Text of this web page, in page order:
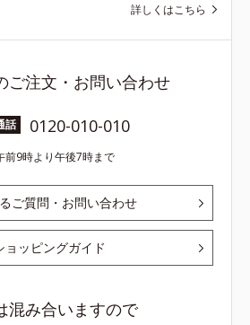
詳しくはこちら
ご注文・お問い合わせ
話 0120-010-010
前9時より午後7時まで
ご質問・お問い合わせ
ョッピングガイド
混み合いますので